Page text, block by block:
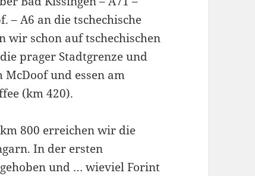
– A6 an die tschechische
wir schon auf tschechischen
prager Stadtgrenze und
und essen am
(km 420).
800 erreichen wir die
In der ersten
und … wieviel Forint